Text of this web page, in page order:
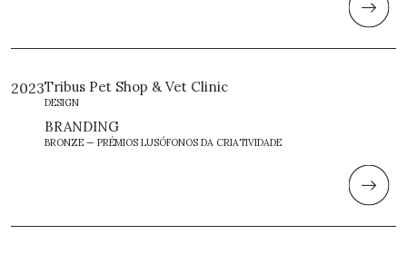
2023Tribus Pet Shop & Vet Clinic
DESIGN
BRANDING
BRONZE — PRÉMIOS LUSÓFONOS DA CRIATIVIDADE